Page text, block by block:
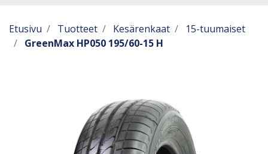
Etusivu Tuotteet Kesärenkaat
15-tuumaiset
GreenMax HP050 195/60-15 H